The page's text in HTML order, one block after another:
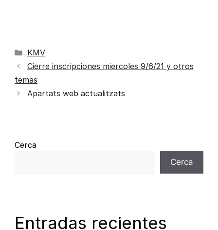
KMV
Cierre inscripciones miercoles 9/6/21 y otros
temas
Apartats web actualitzats
Cerca
Cerca
Entradas recientes